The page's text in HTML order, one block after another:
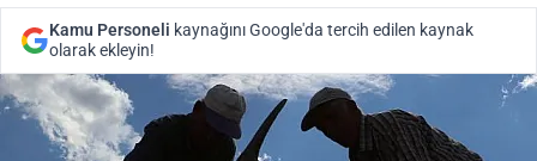
Kamu Personeli kaynağını Google'da tercih edilen kaynak
olarak ekleyin!